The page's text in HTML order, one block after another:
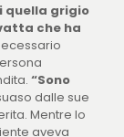
quella grigio
che ha
“Sono
dalle sue
Mentre lo
aveva